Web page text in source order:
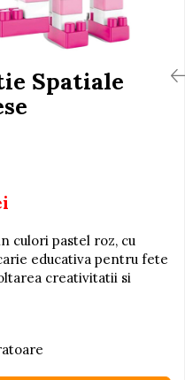
Spatiale
culori pastel roz, cu
educativa pentru fete
creativitatii si